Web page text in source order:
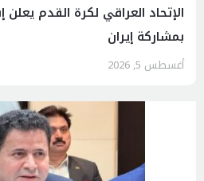
الإتحاد العراقي لكرة القدم يعلن
بمشاركة إيران
أغسطس 5, 2026